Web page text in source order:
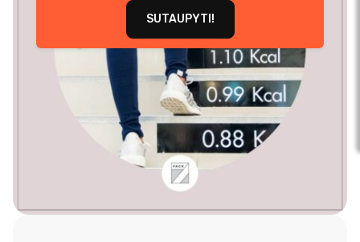
SUTAUPYTI!